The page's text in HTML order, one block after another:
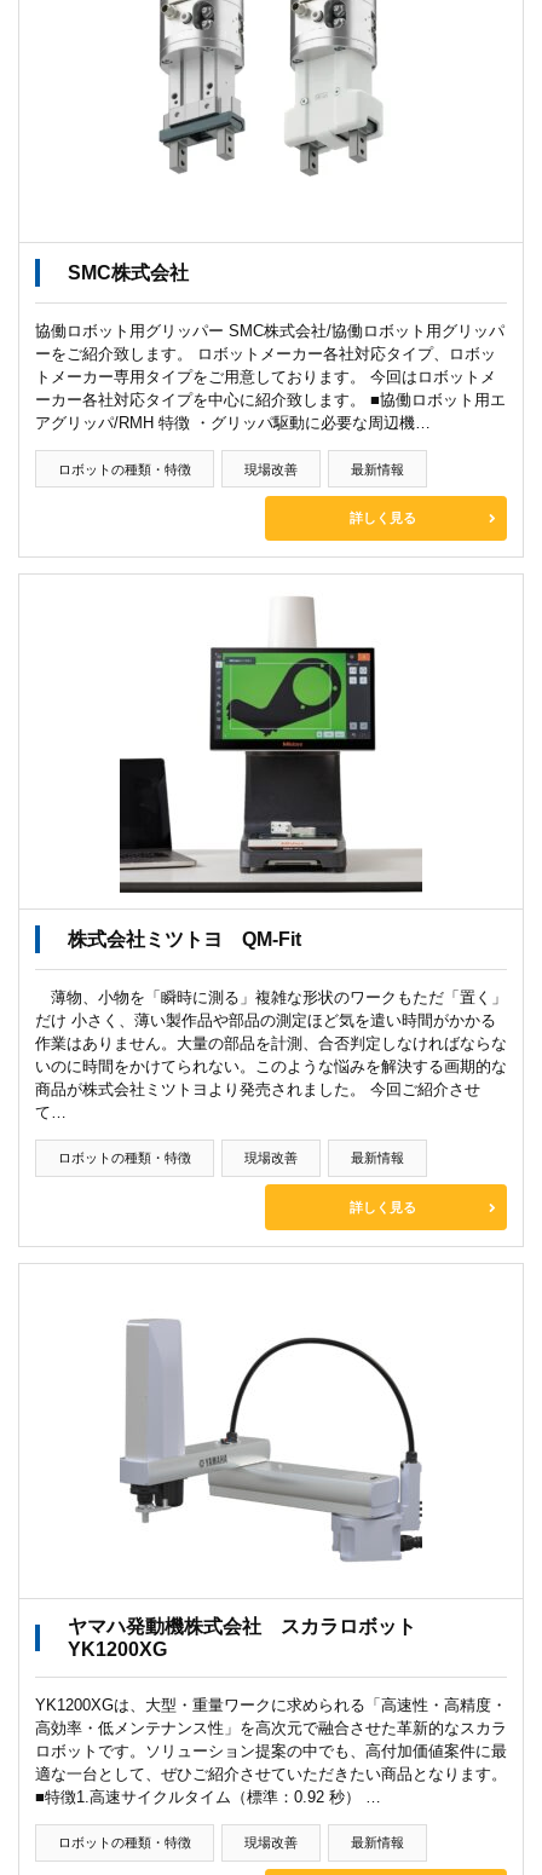
SMC株式会社
協働ロボット用グリッパー SMC株式会社/協働ロボット用グリッパ
ーをご紹介致します。 ロボットメーカー各社対応タイプ、ロボッ
トメーカー専用タイプをご用意しております。 今回はロボットメ
ーカー各社対応タイプを中心に紹介致します。 ■協働ロボット用エ
アグリッパ/RMH 特徴 ・グリッパ駆動に必要な周辺機…
ロボットの種類・特徴 現場改善 最新情報
詳しく見る
株式会社ミツトヨ QM-Fit
薄物、小物を「瞬時に測る」複雑な形状のワークもただ「置く」
だけ 小さく、薄い製作品や部品の測定ほど気を遣い時間がかかる
作業はありません。大量の部品を計測、合否判定しなければならな
いのに時間をかけてられない。このような悩みを解決する画期的な
商品が株式会社ミツトヨより発売されました。 今回ご紹介させ
て…
ロボットの種類・特徴 現場改善 最新情報
詳しく見る
ヤマハ発動機株式会社 スカラロボット
YK1200XG
YK1200XGは、大型・重量ワークに求められる「高速性・高精度・
高効率・低メンテナンス性」を高次元で融合させた革新的なスカラ
ロボットです。ソリューション提案の中でも、高付加価値案件に最
適な一台として、ぜひご紹介させていただきたい商品となります。
■特徴1.高速サイクルタイム（標準：0.92 秒） …
ロボットの種類・特徴 現場改善 最新情報